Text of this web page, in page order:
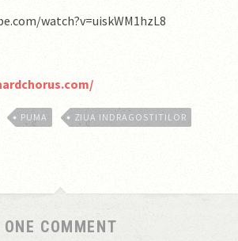
watch?v=uiskWM1hzL8
PUMA ZIUA INDRAGOSTITILOR
ONE COMMENT